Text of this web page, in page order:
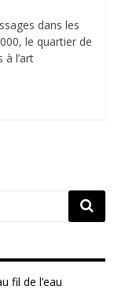
dans les
le quartier de
l’art
fil de l’eau